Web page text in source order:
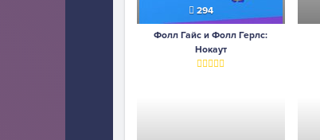
294
Фолл Гайс и Фолл Герлс:
Нокаут